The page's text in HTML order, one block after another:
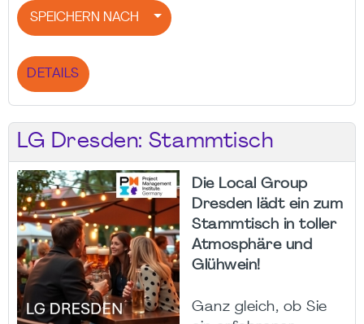
SPEICHERN NACH
DETAILS
LG Dresden: Stammtisch
Die Local Group
Dresden lädt ein zum
Stammtisch in toller
Atmosphäre und
Glühwein!
Ganz gleich, ob Sie